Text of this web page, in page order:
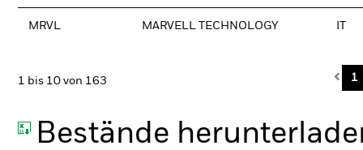
MRVL MARVELL TECHNOLOGY
1 bis 10 von 163 1
Bestände